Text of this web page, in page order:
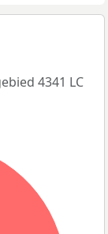
4341 LC